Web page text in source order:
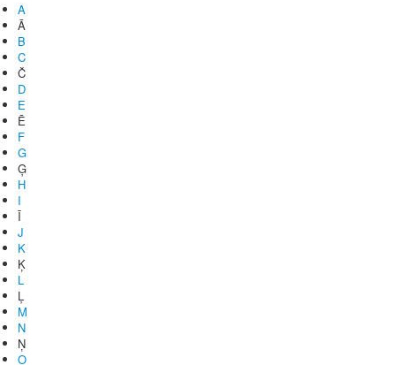
A
Ā
B
C
Č
D
E
Ē
F
G
Ģ
H
I
Ī
J
K
Ķ
L
Ļ
M
N
Ņ
O